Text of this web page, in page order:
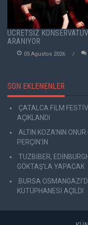
ÜCRETSİZ
ARANIYOR
05 Agustos 2026
SON EKLENENLER
ÇATALCA FİLM
AÇIKLANDI
ALTIN KOZA'NIN
PERÇİN'İN
TUZBİBER,
GÖKTAŞ'LA YAPACAK
BURSA
KÜTÜPHANESİ AÇILDI